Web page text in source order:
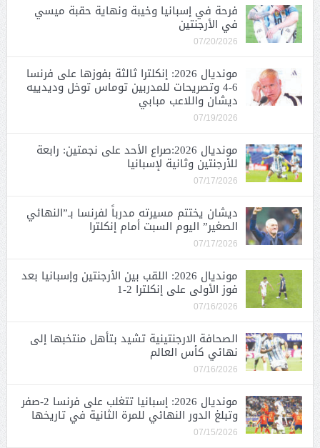
فرحة في إسبانيا وخيبة ونهاية حقبة ميسي
في الأرجنتين
07/20/2026
مونديال 2026: إنكلترا ثالثة بفوزها على فرنسا
6-4 وتصريحات للمدربين توماس توخل وديدييه
ديشان واللاعب مبابي
07/19/2026
مونديال 2026:صراع الأحد على نجمتين: رابعة
للأرجنتين وثانية لإسبانيا
07/17/2026
ديشان يختتم مسيرته مدرباً لفرنسا بـ”النهائي
الصغير” اليوم السبت أمام إنكلترا
07/17/2026
مونديال 2026: اللقب بين الأرجنتين وإسبانيا بعد
فوز الأولى على إنكلترا 2-1
07/16/2026
الصحافة الارجنتينية تشيد بتأهل منتخبها إلى
نهائي كأس العالم
07/16/2026
مونديال 2026: إسبانيا تتغلب على فرنسا 2-صفر
وتبلغ الدور النهائي للمرة الثانية في تاريخها
07/15/2026